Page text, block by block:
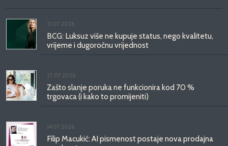
31.07.2026.
BCG: Luksuz više ne kupuje status, nego kvalitetu,
vrijeme i dugoročnu vrijednost
27.07.2026.
Zašto slanje poruka ne funkcionira kod 70 %
trgovaca (i kako to promijeniti)
14.07.2026.
Filip Macukić: AI pismenost postaje nova prodajna